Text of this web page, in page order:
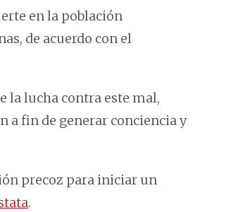
en la población
de acuerdo con el
la lucha contra este mal,
a fin de generar conciencia y
precoz para iniciar un
.